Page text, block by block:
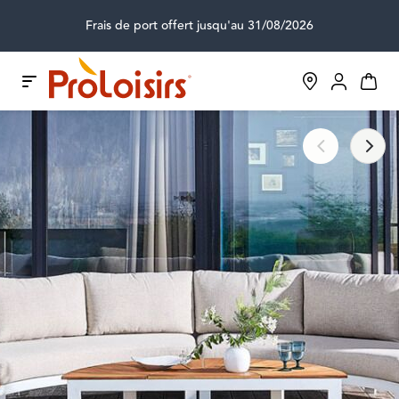
Frais de port offert jusqu'au 31/08/2026